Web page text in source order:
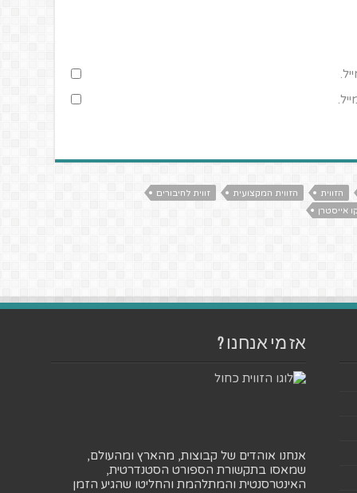
הזווית הזווית המקצועית
זווית לחיבורים
אייסטרן
אז מי אנחנו ?
אנחנו אוהדים של קבוצות, מהארץ ומהעולם,
שמאסו בתקשורת הספורט הסטנדרטית,
האינטרסנטית והמתלהמת והחליטו שהגיע הזמן